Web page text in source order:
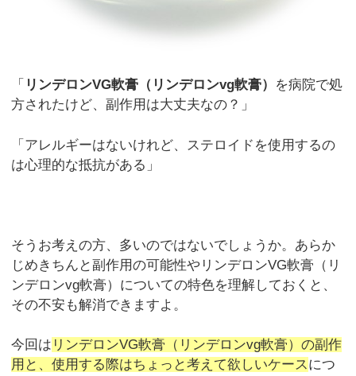
「 リンデロンVG軟膏（リンデロンvg軟膏） を病院で処
方されたけど、副作用は大丈夫なの？」
「アレルギーはないけれど、ステロイドを使用するの
は心理的な抵抗がある」
そうお考えの方、多いのではないでしょうか。あらか
じめきちんと副作用の可能性やリンデロンVG軟膏（リ
ンデロンvg軟膏）についての特色を理解しておくと、
その不安も解消できますよ。
今回は リンデロンVG軟膏（リンデロンvg軟膏）の副作
用と、使用する際はちょっと考えて欲しいケースにつ